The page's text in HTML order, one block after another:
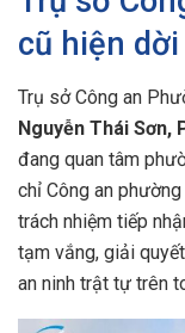
cũ hiện
Trụ sở Công an
Nguyễn Thái Sơn,
đang quan tâm
chỉ Công an
trách nhiệm tiếp
tạm vắng, giải
an ninh trật tự trên